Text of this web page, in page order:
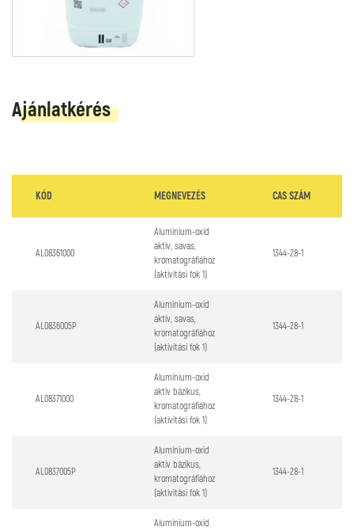
Ajánlatkérés
KÓD MEGNEVEZÉS CAS SZÁM
AL08361000
Alumínium-oxid
aktív, savas,
kromatográfiához
(aktivitási fok 1)
1344-28-1
AL0836005P
Alumínium-oxid
aktív, savas,
kromatográfiához
(aktivitási fok 1)
1344-28-1
AL08371000
Alumínium-oxid
aktív bázikus,
kromatográfiához
(aktivitási fok 1)
1344-28-1
AL0837005P
Alumínium-oxid
aktív bázikus,
kromatográfiához
(aktivitási fok 1)
1344-28-1
Alumínium-oxid